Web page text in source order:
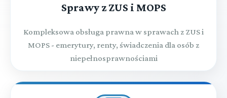
Sprawy z ZUS i MOPS
Kompleksowa obsługa prawna w sprawach z ZUS i
MOPS - emerytury, renty, świadczenia dla osób z
niepełnosprawnościami